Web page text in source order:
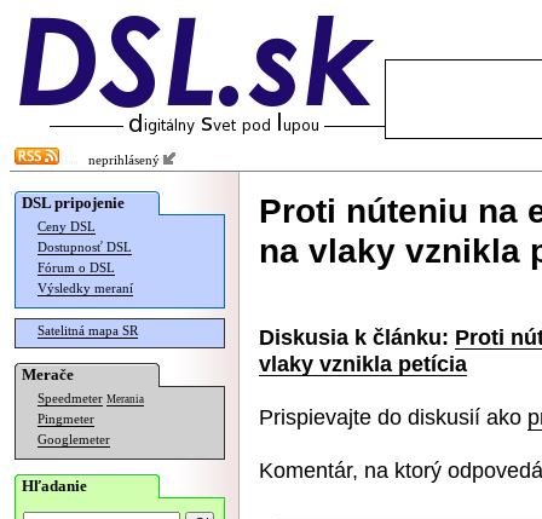
neprihlásený
DSL pripojenie
Ceny DSL
Dostupnosť DSL
Fórum o DSL
Výsledky meraní
Satelitná mapa SR
Merače
Speedmeter Merania
Pingmeter
Googlemeter
Hľadanie
Proti núteniu na
na vlaky vznikla
Diskusia k článku: Proti
vlaky vznikla petícia
Prispievajte do diskusií ako
Komentár, na ktorý